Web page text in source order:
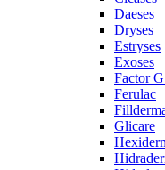
Daeses
Dryses
Estryses
Exoses
Factor
Ferulac
Glicare